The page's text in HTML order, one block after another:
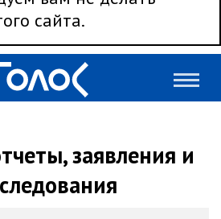
сайта.
заявления и